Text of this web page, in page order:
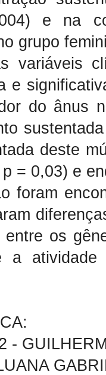
e na
grupo
variáveis
e
do ânus
deste
= 0,03) e
foram
os
a atividade
-